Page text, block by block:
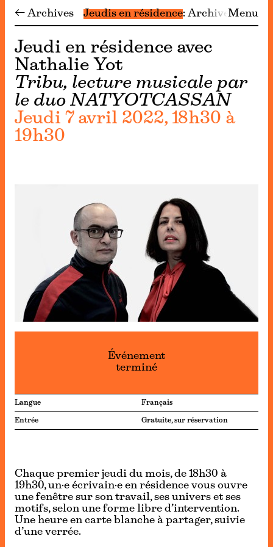
← Archives Jeudis en résidence ArchivesMenu
Jeudi en résidence avec
Nathalie Yot
Tribu, lecture musicale par
le duo NATYOTCASSAN
Jeudi 7 avril 2022, 18h30 à
19h30
Événement
terminé
Langue Français
Entrée Gratuite, sur réservation
Chaque premier jeudi du mois, de 18h30 à
19h30, un·e écrivain·e en résidence vous ouvre
une fenêtre sur son travail, ses univers et ses
motifs, selon une forme libre d’intervention.
Une heure en carte blanche à partager, suivie
d’une verrée.